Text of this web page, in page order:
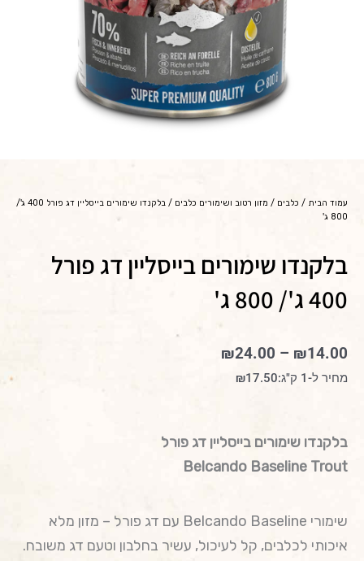
עמוד הבית / כלבים / מזון רטוב ושימורים כלבים
/ בלקנדו שימורים בייסליין דג פורל 400 ג'/
800 ג'
בלקנדו שימורים בייסליין דג פורל
400 ג'/ 800 ג'
₪14.00
–
₪24.00
מחיר ל-1 ק"ג: ₪17.50
בלקנדו שימורים בייסליין דג פורל
Belcando Baseline Trout
שימורי Belcando Baseline עם דג פורל – מזון מלא
איכותי לכלבים, קל לעיכול, עשיר בחלבון וטעם דג משובח.